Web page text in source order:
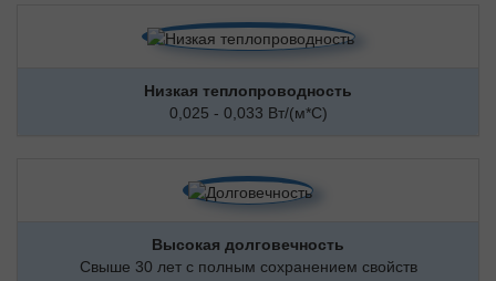
Низкая теплопроводность
0,025 - 0,033 Вт/(м*С)
Высокая долговечность
Свыше 30 лет с полным сохранением свойств